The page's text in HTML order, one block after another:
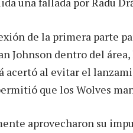
de la primera parte
Johnson dentro del
acertó al evitar el
que los Wolves
aprovecharon su